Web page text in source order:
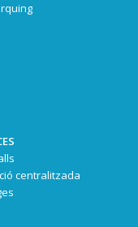
centralitzada